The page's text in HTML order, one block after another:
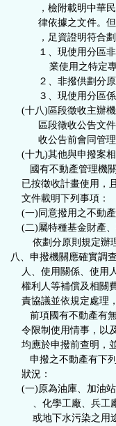
，檢附載明中華民國
律依據之文件。但無
，足資證明符合劃分
１、現使用分區非位
業使用之特定專
２、非撥供劃分原則
３、現使用分區係中
(十八)區段徵收主辦機
區段徵收公告文件，
收公告前會同管理機
(十九)其他與申撥案相
國有不動產管理機關
已按徵收計畫使用，
文件載明下列事項：
(一)同意撥用之不動產
(二)屬特種基金財產、
依劃分原則規定辦理
八、申撥機關應確實調
人、使用關係、使用
權利人等補償及相關
責協議並依規定處理
前項國有不動產有無
令限制使用情事，以
均應於申撥前查明，
申撥之不動產有下列
狀況：
(一)原為油庫、加油站
、化學工廠、兵工廠
或地下水污染之用途